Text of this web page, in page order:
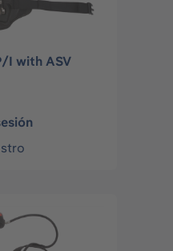
I with ASV